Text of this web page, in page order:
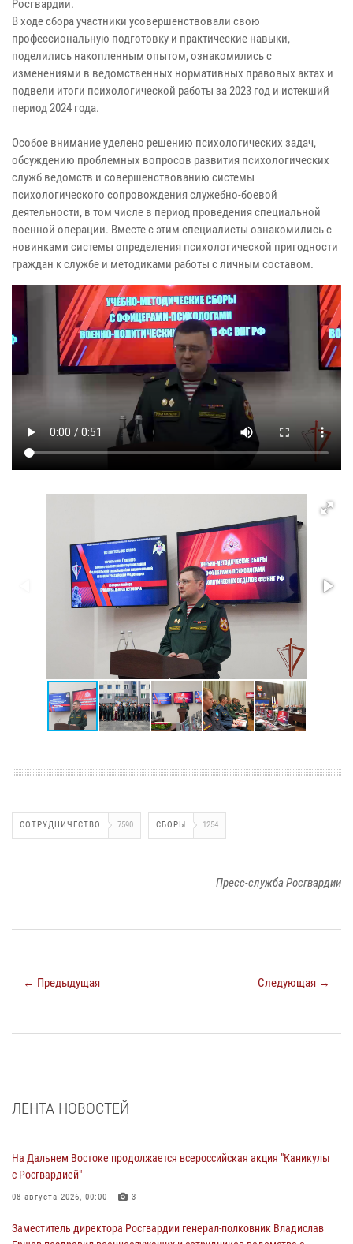
Росгвардии.
В ходе сбора участники усовершенствовали свою
профессиональную подготовку и практические навыки,
поделились накопленным опытом, ознакомились с
изменениями в ведомственных нормативных правовых актах и
подвели итоги психологической работы за 2023 год и истекший
период 2024 года.
Особое внимание уделено решению психологических задач,
обсуждению проблемных вопросов развития психологических
служб ведомств и совершенствованию системы
психологического сопровождения служебно-боевой
деятельности, в том числе в период проведения специальной
военной операции. Вместе с этим специалисты ознакомились с
новинками системы определения психологической пригодности
граждан к службе и методиками работы с личным составом.
СОТРУДНИЧЕСТВО 7590 СБОРЫ 1254
Пресс-служба Росгвардии
← Предыдущая Следующая →
ЛЕНТА НОВОСТЕЙ
На Дальнем Востоке продолжается всероссийская акция "Каникулы
с Росгвардией"
08 августа 2026, 00:00 3
Заместитель директора Росгвардии генерал-полковник Владислав